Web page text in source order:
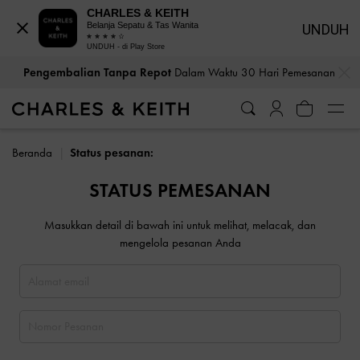
Pengembalian Tanpa RepotDalam Waktu 30 Hari Pemesanan
Beranda Status pesanan:
STATUS PEMESANAN
Masukkan detail di bawah ini untuk melihat, melacak, dan
mengelola pesanan Anda
CHARLES & KEITH
Belanja Sepatu & Tas Wanita
UNDUH - di Play Store
UNDUH